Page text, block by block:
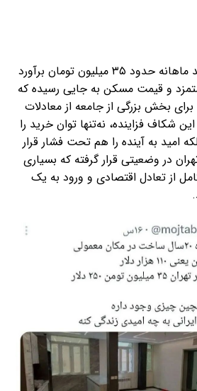
در حالی که متوسط درآمد ماهانه حدود ۳۵ میلیون تومان برآورد
و قیمت مسکن به جایی رسیده که
بخش بزرگی از جامعه از معادلات
فزاینده، نه‌تنها توان خرید را
امید به آینده را هم تحت فشار قرار
در وضعیتی قرار گرفته که بسیاری
از تعادل اقتصادی و ورود به یک